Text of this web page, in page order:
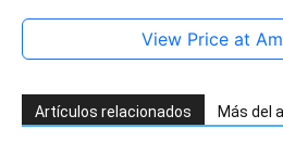
View Price at
Artículos relacionados Más del